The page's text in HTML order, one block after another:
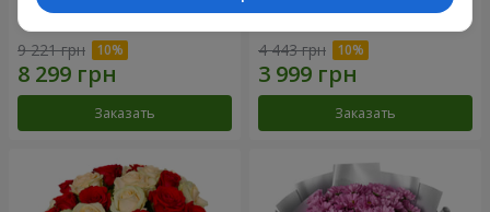
Букет "15 желтых роз"
9 221 грн
Заказать
Композиция "Красный
4 443 грн
Заказать